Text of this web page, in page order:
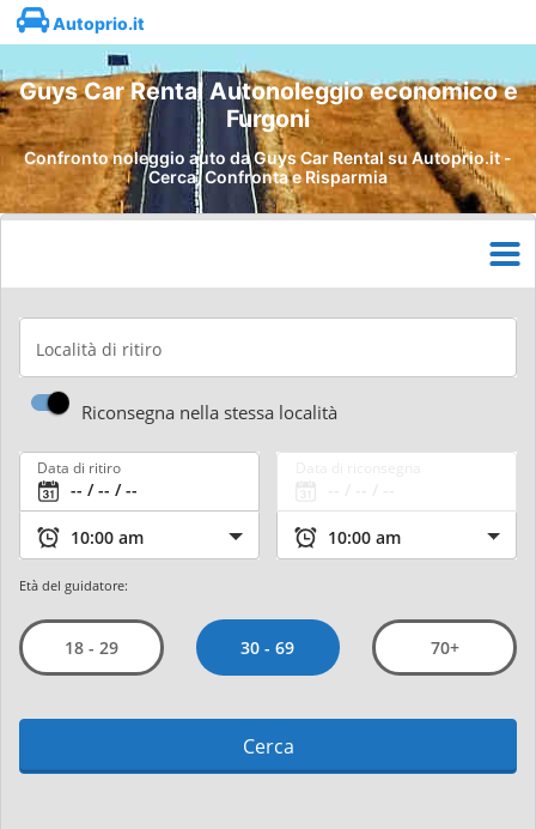
Autoprio.it
Guys Car Rental Autonoleggio economico e
Furgoni
Confronto noleggio auto da Guys Car Rental su Autoprio.it -
Cerca, Confronta e Risparmia
Località di ritiro
Riconsegna nella stessa località
Data di ritiro
Età del guidatore:
18 - 29 30 - 69 70+
Cerca